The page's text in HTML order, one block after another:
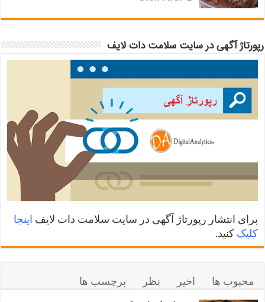
رپورتاژ آگهی در سایت سلامت دات لایف
برای انتشار رپورتاژ آگهی در سایت سلامت دات لایف اینجا
کلیک کنید.
محبوب ها اخیر نظر
برچسب ها